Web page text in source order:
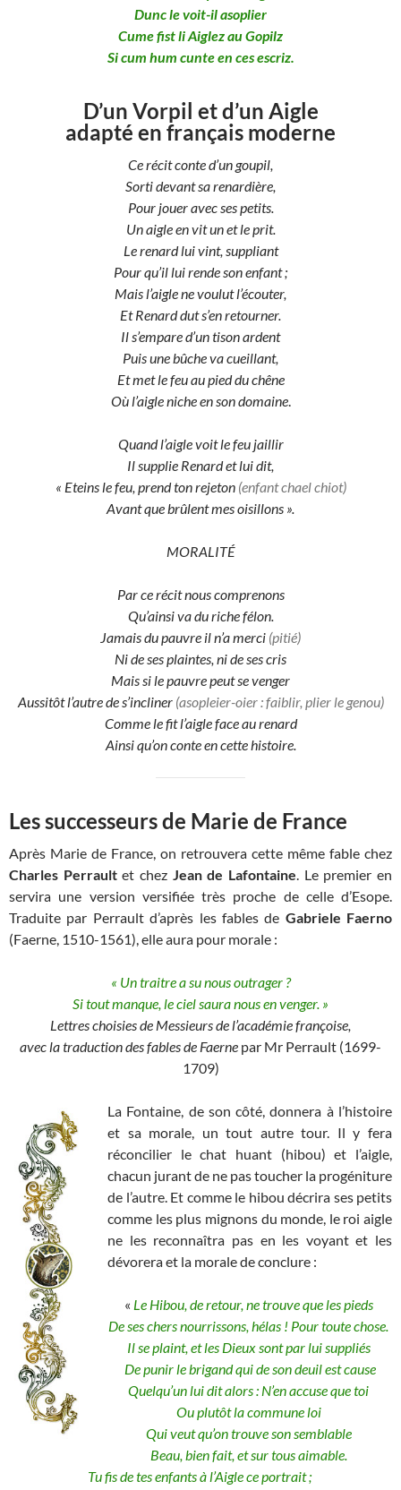
Dunc le voit-il asoplier
Cume fist li Aiglez au Gopilz
Si cum hum cunte en ces escriz.
D’un Vorpil et d’un Aigle
adapté en français moderne
Ce récit conte d’un goupil,
Sorti devant sa renardière,
Pour jouer avec ses petits.
Un aigle en vit un et le prit.
Le renard lui vint, suppliant
Pour qu’il lui rende son enfant ;
Mais l’aigle ne voulut l’écouter,
Et Renard dut s’en retourner.
Il s’empare d’un tison ardent
Puis une bûche va cueillant,
Et met le feu au pied du chêne
Où l’aigle niche en son domaine.
Quand l’aigle voit le feu jaillir
Il supplie Renard et lui dit,
« Eteins le feu, prend ton rejeton(enfant chael chiot)
Avant que brûlent mes oisillons ».
MORALITÉ
Par ce récit nous comprenons
Qu’ainsi va du riche félon.
Jamais du pauvre il n’a merci (pitié)
Ni de ses plaintes, ni de ses cris
Mais si le pauvre peut se venger
Aussitôt l’autre de s’incliner (asopleier-oier : faiblir, plier le genou)
Comme le fit l’aigle face au renard
Ainsi qu’on conte en cette histoire.
Les successeurs de Marie de France
Après Marie de France, on retrouvera cette même fable chez
Charles Perraultet chez Jean de Lafontaine. Le premier en
servira une version versifiée très proche de celle d’Esope.
Traduite par Perrault d’après les fables de Gabriele Faerno
(Faerne, 1510-1561), elle aura pour morale :
« Un traitre a su nous outrager ?
Si tout manque, le ciel saura nous en venger. »
Lettres choisies de Messieurs de l’académie françoise,
avec la traduction des fables de Faerne par Mr Perrault (1699-
1709)
La Fontaine, de son côté, donnera à l’histoire
et sa morale, un tout autre tour. Il y fera
réconcilier le chat huant (hibou) et l’aigle,
chacun jurant de ne pas toucher la progéniture
de l’autre. Et comme le hibou décrira ses petits
comme les plus mignons du monde, le roi aigle
ne les reconnaîtra pas en les voyant et les
dévorera et la morale de conclure :
« Le Hibou, de retour, ne trouve que les pieds
De ses chers nourrissons, hélas ! Pour toute chose.
Il se plaint, et les Dieux sont par lui suppliés
De punir le brigand qui de son deuil est cause
Quelqu’un lui dit alors : N’en accuse que toi
Ou plutôt la commune loi
Qui veut qu’on trouve son semblable
Beau, bien fait, et sur tous aimable.
Tu fis de tes enfants à l’Aigle ce portrait ;